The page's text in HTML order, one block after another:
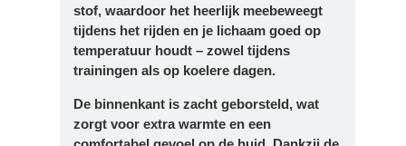
stof, waardoor het heerlijk meebeweegt
tijdens het rijden en je lichaam goed op
temperatuur houdt – zowel tijdens
trainingen als op koelere dagen.
De binnenkant is zacht geborsteld, wat
zorgt voor extra warmte en een